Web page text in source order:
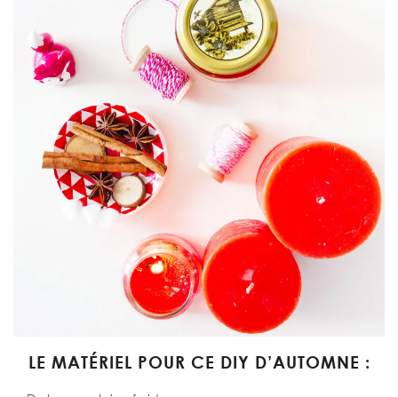
LE MATÉRIEL POUR CE DIY D’AUTOMNE :